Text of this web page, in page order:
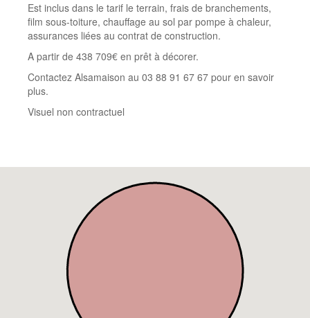
Est inclus dans le tarif le terrain, frais de branchements,
film sous-toiture, chauffage au sol par pompe à chaleur,
assurances liées au contrat de construction.
A partir de 438 709€ en prêt à décorer.
Contactez Alsamaison au 03 88 91 67 67 pour en savoir
plus.
Visuel non contractuel